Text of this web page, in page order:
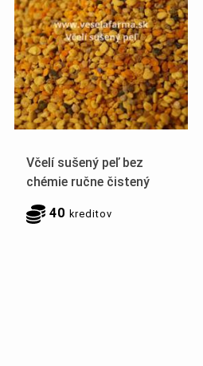
Včelí sušený peľ bez
chémie ručne čistený
40 kreditov